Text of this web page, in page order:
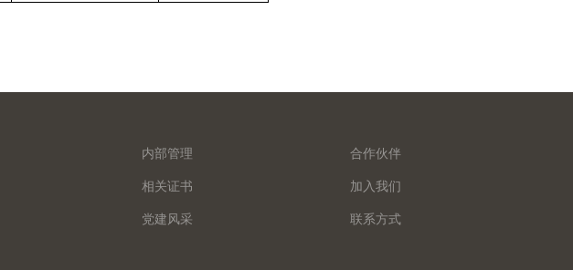
内部管理 合作伙伴
相关证书 加入我们
党建风采 联系方式